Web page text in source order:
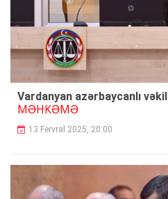
Vardanyan azərbaycanlı
MƏHKƏMƏ
13 Fervral 2025, 20:00